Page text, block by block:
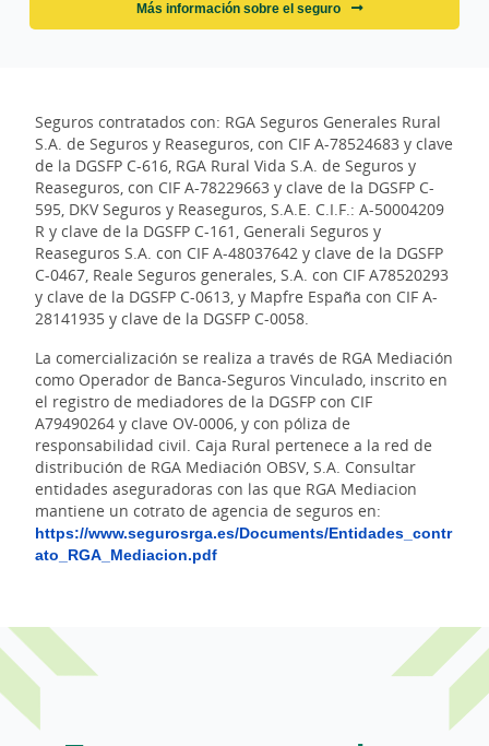
Más información sobre el seguro
Seguros contratados con: RGA Seguros Generales Rural
S.A. de Seguros y Reaseguros, con CIF A-78524683 y clave
de la DGSFP C-616, RGA Rural Vida S.A. de Seguros y
Reaseguros, con CIF A-78229663 y clave de la DGSFP C-
595, DKV Seguros y Reaseguros, S.A.E. C.I.F.: A-50004209
R y clave de la DGSFP C-161, Generali Seguros y
Reaseguros S.A. con CIF A-48037642 y clave de la DGSFP
C-0467, Reale Seguros generales, S.A. con CIF A78520293
y clave de la DGSFP C-0613, y Mapfre España con CIF A-
28141935 y clave de la DGSFP C-0058.
La comercialización se realiza a través de RGA Mediación
como Operador de Banca-Seguros Vinculado, inscrito en
el registro de mediadores de la DGSFP con CIF
A79490264 y clave OV-0006, y con póliza de
responsabilidad civil. Caja Rural pertenece a la red de
distribución de RGA Mediación OBSV, S.A. Consultar
entidades aseguradoras con las que RGA Mediacion
mantiene un cotrato de agencia de seguros en:
https://www.segurosrga.es/Documents/Entidades_contr
ato_RGA_Mediacion.pdf